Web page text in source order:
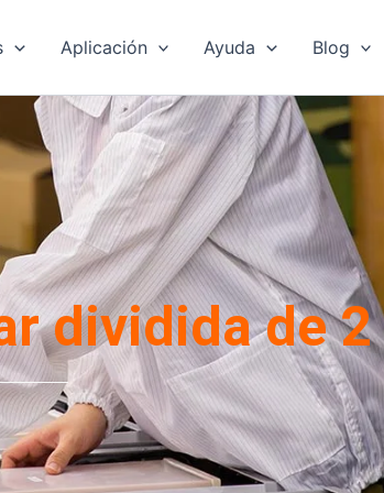
Aplicación Ayuda Blog
dividida de